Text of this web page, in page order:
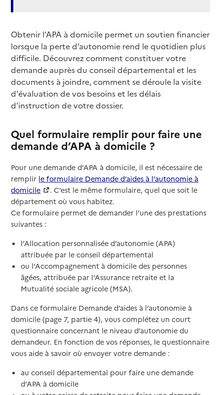
Obtenir l’APA à domicile permet un soutien financier
lorsque la perte d’autonomie rend le quotidien plus
difficile. Découvrez comment constituer votre
demande auprès du conseil départemental et les
documents à joindre, comment se déroule la visite
d'évaluation de vos besoins et les délais
d'instruction de votre dossier.
Quel formulaire remplir pour faire une
demande d’APA à domicile ?
Pour une demande d’APA à domicile, il est nécessaire de
remplir le formulaire Demande d’aides à l’autonomie à
domicile
. C’est le même formulaire, quel que soit le
département où vous habitez.
Ce formulaire permet de demander l’une des prestations
suivantes :
l’Allocation personnalisée d’autonomie (APA)
attribuée par le conseil départemental
ou l’Accompagnement à domicile des personnes
âgées, attribuée par l’Assurance retraite et la
Mutualité sociale agricole (MSA).
Dans ce formulaire Demande d’aides à l’autonomie à
domicile (page 7, partie 4), vous complétez un court
questionnaire concernant le niveau d’autonomie du
demandeur. En fonction de vos réponses, le questionnaire
vous aide à savoir où envoyer votre demande :
au conseil départemental pour faire une demande
d’APA à domicile